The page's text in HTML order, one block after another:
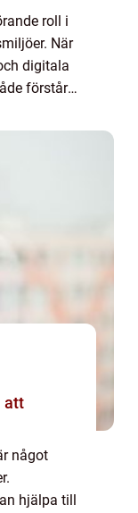
roll i
När
digitala
förstår
att
något
hjälpa till